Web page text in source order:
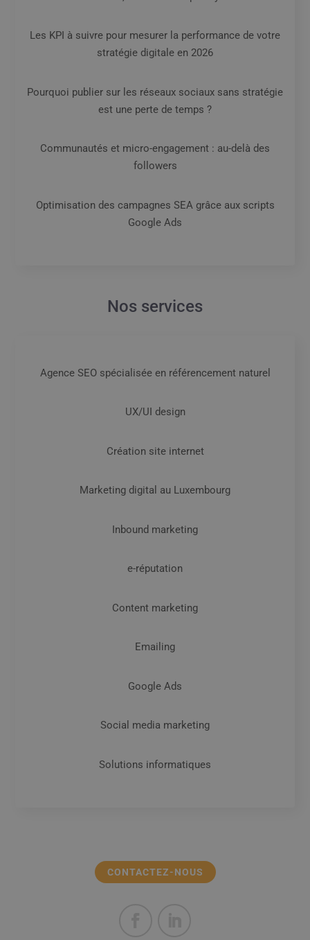
Les KPI à suivre pour mesurer la performance de votre
stratégie digitale en 2026
Pourquoi publier sur les réseaux sociaux sans stratégie
est une perte de temps ?
Communautés et micro-engagement : au-delà des
followers
Optimisation des campagnes SEA grâce aux scripts
Google Ads
Nos services
Agence SEO spécialisée en référencement naturel
UX/UI design
Création site internet
Marketing digital au Luxembourg
Inbound marketing
e-réputation
Content marketing
Emailing
Google Ads
Social media marketing
Solutions informatiques
CONTACTEZ-NOUS